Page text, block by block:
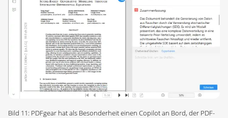
Bild 11: PDFgear hat als Besonderheit einen Copilot an Bord, der PDF-